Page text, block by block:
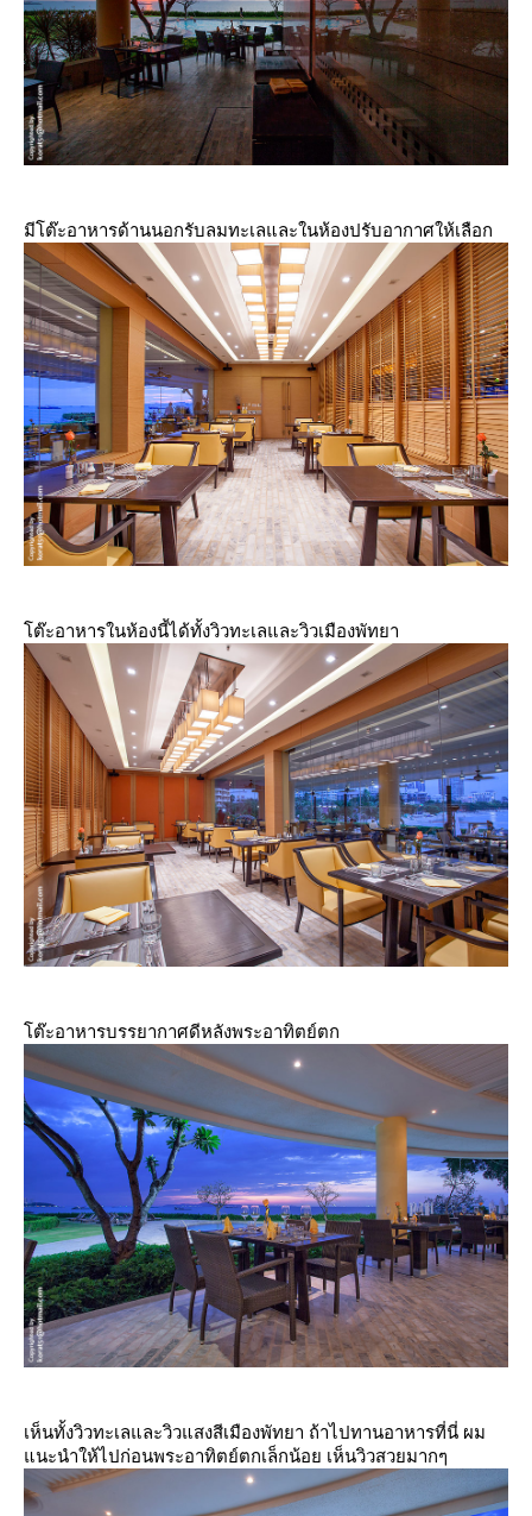
มีโต๊ะอาหารด้านนอกรับลมทะเลและในห้องปรับอากาศให้เลือก
ต๊ะอาหารในห้องนี้ได้ทั้งวิวทะเลและวิวเมืองพัทยา
ต๊ะอาหารบรรยากาศดีหลังพระอาทิตย์ตก
เห็นทั้งวิวทะเลและวิวแสงสีเมืองพัทยา ถ้าไปทานอาหารที่นี่ ผม
นะนำให้ไปก่อนพระอาทิตย์ตกเล็กน้อย เห็นวิวสวยมากๆ